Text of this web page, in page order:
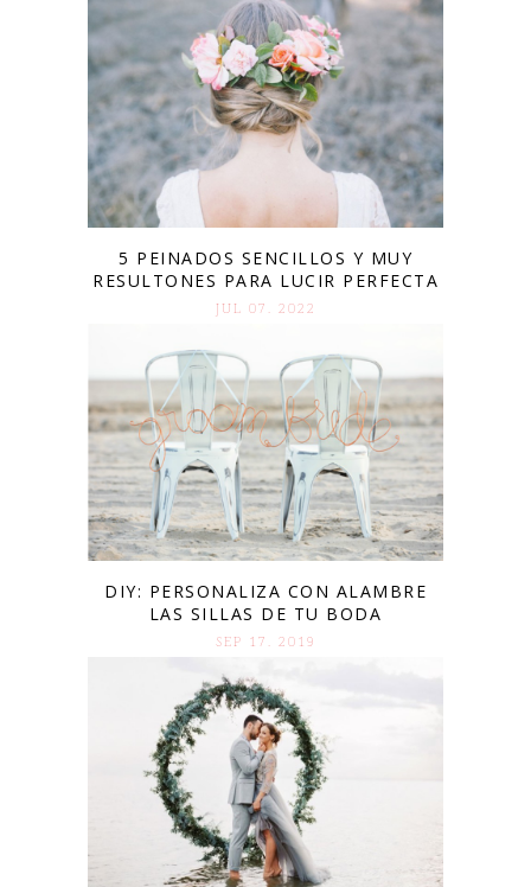
5 PEINADOS SENCILLOS Y MUY
RESULTONES PARA LUCIR PERFECTA
JUL 07. 2022
DIY: PERSONALIZA CON ALAMBRE
LAS SILLAS DE TU BODA
SEP 17. 2019